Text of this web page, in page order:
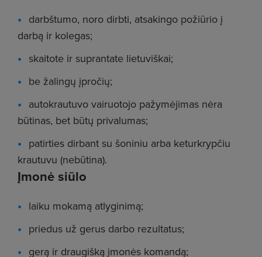
darbštumo, noro dirbti, atsakingo požiūrio į
darbą ir kolegas;
skaitote ir suprantate lietuviškai;
be žalingų įpročių;
autokrautuvo vairuotojo pažymėjimas nėra
būtinas, bet būtų privalumas;
patirties dirbant su šoniniu arba keturkrypčiu
krautuvu (nebūtina).
Įmonė siūlo
laiku mokamą atlyginimą;
priedus už gerus darbo rezultatus;
gerą ir draugišką įmonės komandą;